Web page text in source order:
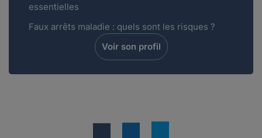
essentielles
Faux arrêts maladie : quels sont les risques ?
Voir son profil